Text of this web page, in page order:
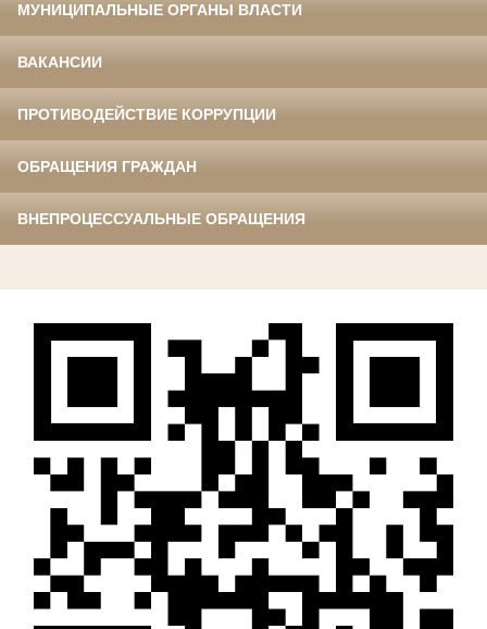
МУНИЦИПАЛЬНЫЕ ОРГАНЫ ВЛАСТИ
ВАКАНСИИ
ПРОТИВОДЕЙСТВИЕ КОРРУПЦИИ
ОБРАЩЕНИЯ ГРАЖДАН
ВНЕПРОЦЕССУАЛЬНЫЕ ОБРАЩЕНИЯ